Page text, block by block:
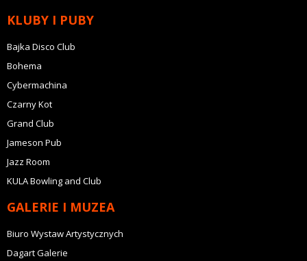
KLUBY I PUBY
Bajka Disco Club
Bohema
Cybermachina
Czarny Kot
Grand Club
Jameson Pub
Jazz Room
KULA Bowling and Club
GALERIE I MUZEA
Biuro Wystaw Artystycznych
Dagart Galerie